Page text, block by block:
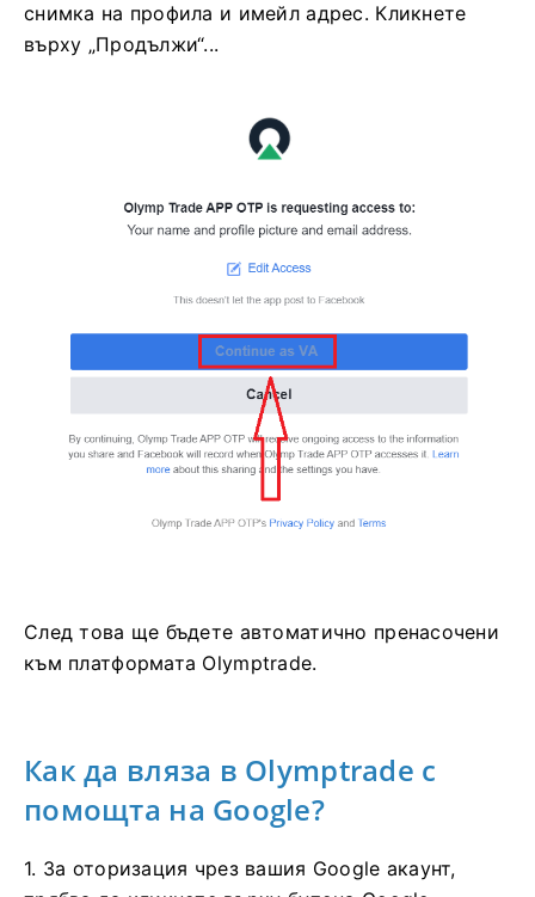
снимка на профила и имейл адрес. Кликнете
върху „Продължи“...
След това ще бъдете автоматично пренасочени
към платформата Olymptrade.
Как да вляза в Olymptrade с
помощта на Google?
1. За оторизация чрез вашия Google акаунт,